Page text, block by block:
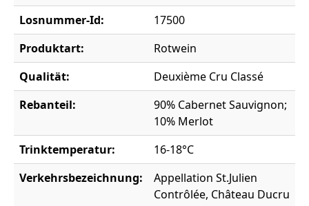
Losnummer-Id:
17500
Produktart:
Rotwein
Qualität:
Deuxième Cru Classé
Rebanteil:
90% Cabernet Sauvignon;
10% Merlot
Trinktemperatur:
16-18°C
Verkehrsbezeichnung:
Appellation St.Julien
Contrôlée, Château Ducru